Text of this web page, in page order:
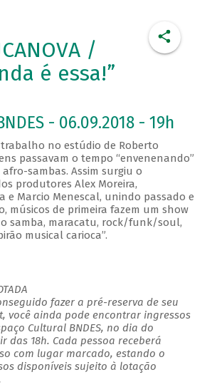
/
é essa!”
- 06.09.2018 - 19h
no estúdio de Roberto
passavam o tempo “envenenando”
sambas. Assim surgiu o
produtores Alex Moreira,
e Marcio Menescal, unindo passado e
músicos de primeira fazem um show
samba, maracatu, rock/funk/soul,
musical carioca”.
fazer a pré-reserva de seu
você ainda pode encontrar ingressos
Cultural BNDES, no dia do
das 18h. Cada pessoa receberá
com lugar marcado, estando o
disponíveis sujeito à lotação